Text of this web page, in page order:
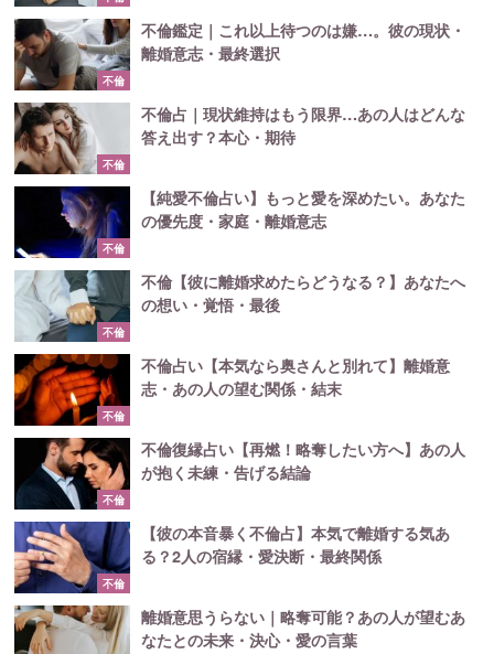
不倫
不倫鑑定｜これ以上待つのは嫌…。彼の現状・
離婚意志・最終選択
不倫
不倫占｜現状維持はもう限界…あの人はどんな
答え出す？本心・期待
不倫
【純愛不倫占い】もっと愛を深めたい。あなた
の優先度・家庭・離婚意志
不倫
不倫【彼に離婚求めたらどうなる？】あなたへ
の想い・覚悟・最後
不倫
不倫占い【本気なら奥さんと別れて】離婚意
志・あの人の望む関係・結末
不倫
不倫復縁占い【再燃！略奪したい方へ】あの人
が抱く未練・告げる結論
不倫
【彼の本音暴く不倫占】本気で離婚する気あ
る？2人の宿縁・愛決断・最終関係
離婚意思うらない｜略奪可能？あの人が望むあ
なたとの未来・決心・愛の言葉